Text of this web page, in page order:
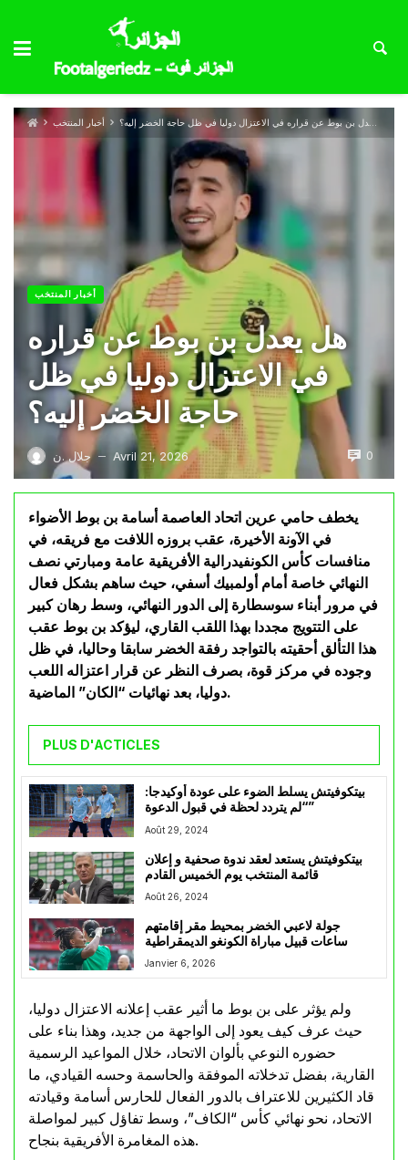
أخبار المنتخب هل يعدل بن بوط عن قراره في الاعتزال دوليا في ظل حاجة الخضر إليه؟
أخبار المنتخب
هل يعدل بن بوط عن قراره
في الاعتزال دوليا في ظل
حاجة الخضر إليه؟
جلال .ن — Avril 21, 2026 0
يخطف حامي عرين اتحاد العاصمة أسامة بن بوط الأضواء
في الآونة الأخيرة، عقب بروزه اللافت مع فريقه، في
منافسات كأس الكونفيدرالية الأفريقية عامة ومبارتي نصف
النهائي خاصة أمام أولمبيك أسفي، حيث ساهم بشكل فعال
في مرور أبناء سوسطارة إلى الدور النهائي، وسط رهان كبير
على التتويج مجددا بهذا اللقب القاري، ليؤكد بن بوط عقب
هذا التألق أحقيته بالتواجد رفقة الخضر سابقا وحاليا، في ظل
وجوده في مركز قوة، بصرف النظر عن قرار اعتزاله اللعب
دوليا، بعد نهائيات “الكان” الماضية.
PLUS D'ACTICLES
بيتكوفيتش يسلط الضوء على عودة أوكيدجا:
“لم يتردد لحظة في قبول الدعوة”
Août 29, 2024
بيتكوفيتش يستعد لعقد ندوة صحفية و إعلان
قائمة المنتخب يوم الخميس القادم
Août 26, 2024
جولة لاعبي الخضر بمحيط مقر إقامتهم
ساعات قبيل مباراة الكونغو الديمقراطية
Janvier 6, 2026
ولم يؤثر على بن بوط ما أثير عقب إعلانه الاعتزال دوليا،
حيث عرف كيف يعود إلى الواجهة من جديد، وهذا بناء على
حضوره النوعي بألوان الاتحاد، خلال المواعيد الرسمية
القارية، بفضل تدخلاته الموفقة والحاسمة وحسه القيادي، ما
قاد الكثيرين للاعتراف بالدور الفعال للحارس أسامة وقيادته
الاتحاد، نحو نهائي كأس “الكاف”، وسط تفاؤل كبير لمواصلة
هذه المغامرة الأفريقية بنجاح.